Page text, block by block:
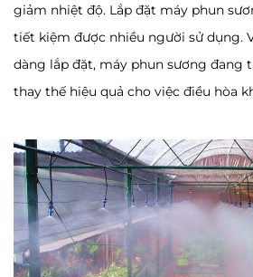
giảm nhiệt độ. Lắp đặt máy phun
tiết kiệm được nhiều người sử dụng.
dàng lắp đặt, máy phun sương đang
thay thế hiệu quả cho việc điều hòa